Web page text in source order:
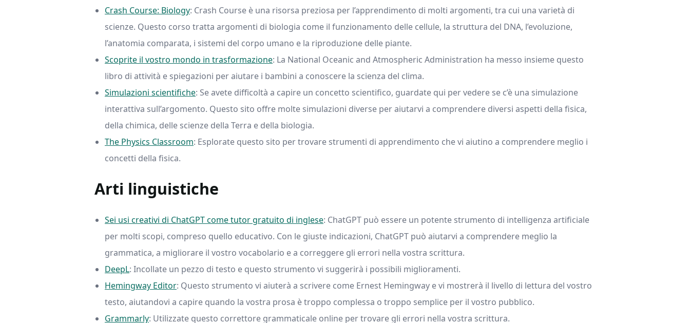
Crash Course: Biology: Crash Course è una risorsa preziosa per l’apprendimento di molti argomenti, tra cui una varietà di
scienze. Questo corso tratta argomenti di biologia come il funzionamento delle cellule, la struttura del DNA, l’evoluzione,
l’anatomia comparata, i sistemi del corpo umano e la riproduzione delle piante.
Scoprite il vostro mondo in trasformazione: La National Oceanic and Atmospheric Administration ha messo insieme questo
libro di attività e spiegazioni per aiutare i bambini a conoscere la scienza del clima.
Simulazioni scientifiche: Se avete difficoltà a capire un concetto scientifico, guardate qui per vedere se c’è una simulazione
interattiva sull’argomento. Questo sito offre molte simulazioni diverse per aiutarvi a comprendere diversi aspetti della fisica,
della chimica, delle scienze della Terra e della biologia.
The Physics Classroom: Esplorate questo sito per trovare strumenti di apprendimento che vi aiutino a comprendere meglio i
concetti della fisica.
Arti linguistiche
Sei usi creativi di ChatGPT come tutor gratuito di inglese: ChatGPT può essere un potente strumento di intelligenza artificiale
per molti scopi, compreso quello educativo. Con le giuste indicazioni, ChatGPT può aiutarvi a comprendere meglio la
grammatica, a migliorare il vostro vocabolario e a correggere gli errori nella vostra scrittura.
DeepL: Incollate un pezzo di testo e questo strumento vi suggerirà i possibili miglioramenti.
Hemingway Editor: Questo strumento vi aiuterà a scrivere come Ernest Hemingway e vi mostrerà il livello di lettura del vostro
testo, aiutandovi a capire quando la vostra prosa è troppo complessa o troppo semplice per il vostro pubblico.
Grammarly: Utilizzate questo correttore grammaticale online per trovare gli errori nella vostra scrittura.